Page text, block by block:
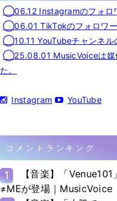
◯06.12 Instagramのフォロ
◯06.01 TikTokのフォロワー
◯10.11 YouTubeチャンネル
◯25.08.01 MusicVoiceは媒
た。
Instagram YouTube
コメントランキング
1
【音楽】「
≠MEが登場｜MusicVoice